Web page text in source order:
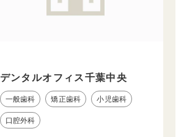
デンタルオフィス千葉中央
一般歯科 矯正歯科 小児歯科
口腔外科